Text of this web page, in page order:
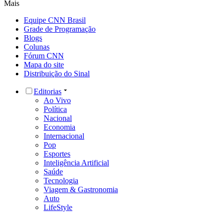
Mais
Equipe CNN Brasil
Grade de Programação
Blogs
Colunas
Fórum CNN
Mapa do site
Distribuição do Sinal
Editorias
Ao Vivo
Política
Nacional
Economia
Internacional
Pop
Esportes
Inteligência Artificial
Saúde
Tecnologia
Viagem & Gastronomia
Auto
LifeStyle